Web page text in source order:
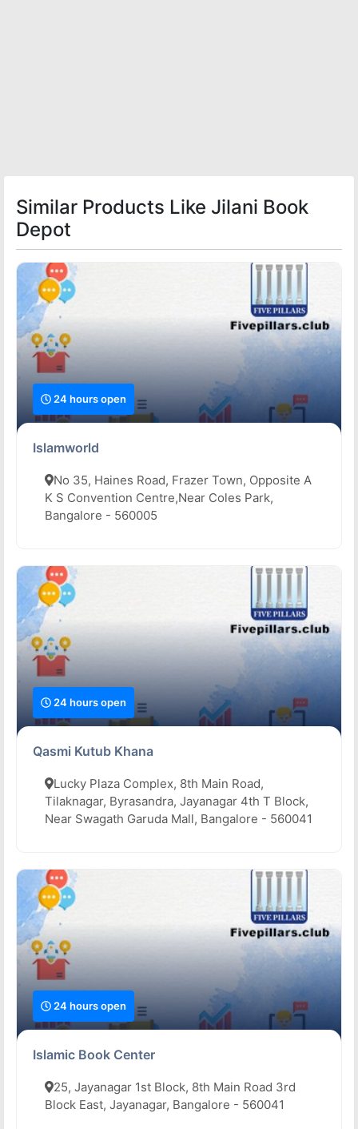
Similar Products Like Jilani Book
Depot
24 hours open
Islamworld
No 35, Haines Road, Frazer Town, Opposite A
K S Convention Centre,Near Coles Park,
Bangalore - 560005
24 hours open
Qasmi Kutub Khana
Lucky Plaza Complex, 8th Main Road,
Tilaknagar, Byrasandra, Jayanagar 4th T Block,
Near Swagath Garuda Mall, Bangalore - 560041
24 hours open
Islamic Book Center
25, Jayanagar 1st Block, 8th Main Road 3rd
Block East, Jayanagar, Bangalore - 560041